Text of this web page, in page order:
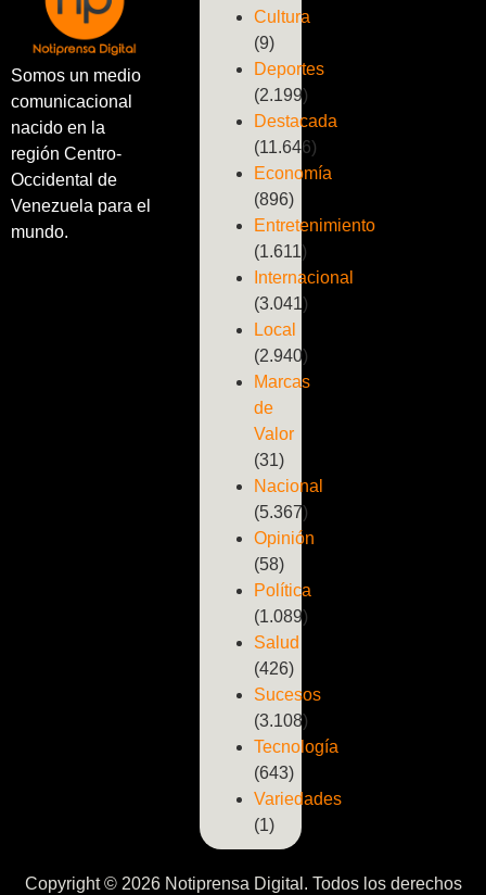
Somos un medio
comunicacional
nacido en la
región Centro-
Occidental de
Venezuela para el
mundo.
Cultura
(9)
Deportes
(2.199)
Destacada
(11.646)
Economía
(896)
Entretenimiento
(1.611)
Internacional
(3.041)
Local
(2.940)
Marcas
de
Valor
(31)
Nacional
(5.367)
Opinión
(58)
Política
(1.089)
Salud
(426)
Sucesos
(3.108)
Tecnología
(643)
Variedades
(1)
Copyright © 2026 Notiprensa Digital. Todos los derechos